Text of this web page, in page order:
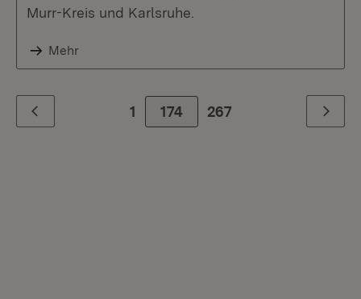
Murr-Kreis und Karlsruhe.
Mehr
Zurück 1 174 Zur letzte Seite
267 Weiter